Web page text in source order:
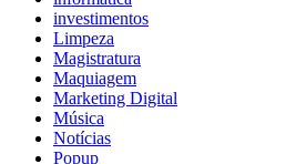
investimentos
Limpeza
Magistratura
Maquiagem
Marketing Digital
Música
Notícias
Popup